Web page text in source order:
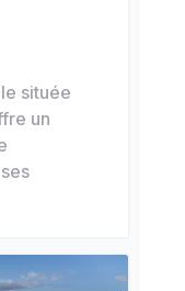
située
un